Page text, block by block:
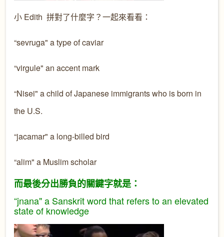
小 Edith 拼對了什麼字？一起來看看：
“sevruga" a type of caviar
“virgule" an accent mark
“Nisei" a child of Japanese immigrants who is born in
the U.S.
“jacamar" a long-billed bird
“alim" a Muslim scholar
而最後分出勝負的關鍵字就是：
“jnana" a Sanskrit word that refers to an elevated
state of knowledge